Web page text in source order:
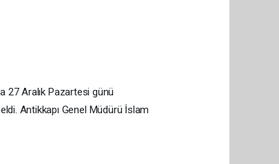
27 Aralık Pazartesi günü
Antikkapı Genel Müdürü İslam